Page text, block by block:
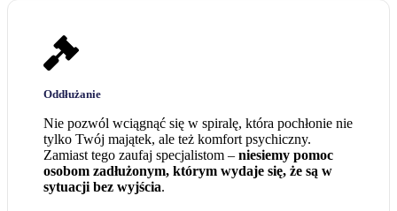
Oddłużanie
Nie pozwól wciągnąć się w spiralę, która pochłonie nie
tylko Twój majątek, ale też komfort psychiczny.
Zamiast tego zaufaj specjalistom – niesiemy pomoc
osobom zadłużonym, którym wydaje się, że są w
sytuacji bez wyjścia.